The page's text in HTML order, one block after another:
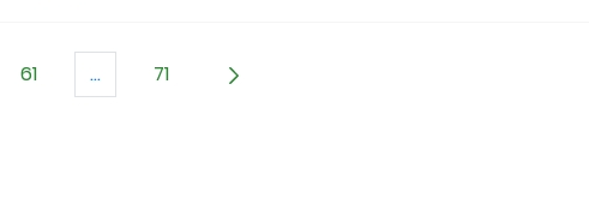
TAB para desplazarse.
Página
61 ...Páginas intermedias Use TAB para desplazarse.
Página
71